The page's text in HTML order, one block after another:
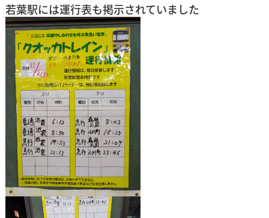
若葉駅には運行表も掲示されていました